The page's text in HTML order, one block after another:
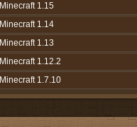
Minecraft 1.15
Minecraft 1.14
Minecraft 1.13
Minecraft 1.12.2
Minecraft 1.7.10